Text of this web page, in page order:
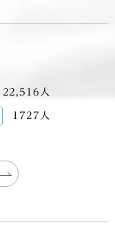
22,516人
1727人